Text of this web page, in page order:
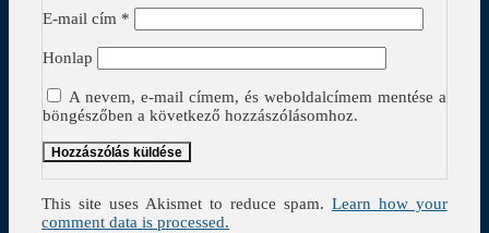
E-mail cím *
Honlap
A nevem, e-mail címem, és weboldalcímem mentése a
böngészőben a következő hozzászólásomhoz.
This site uses Akismet to reduce spam. Learn how your
comment data is processed.